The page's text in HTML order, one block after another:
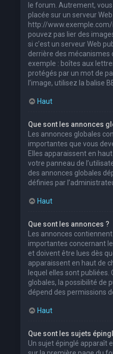
le forum. Autrement,
placée sur un serveur
http://
pouvez pas lier des
si c’est un serveur Web
derrière des mécanismes
exemple : boîtes aux
protégés par un mot de
l’image, utilisez la balise
Haut
Que sont les annonces
Les annonces globales
importantes que vous
Elles apparaissent en
votre panneau de
des annonces globales
définies par
Haut
Que sont les annonces ?
Les annonces
importantes concernant
et doivent être lues dès
apparaissent en haut de
lequel elles sont
globales, la possibilité de
dépend des permissions
Haut
Que sont les sujets
Un sujet épinglé apparaît